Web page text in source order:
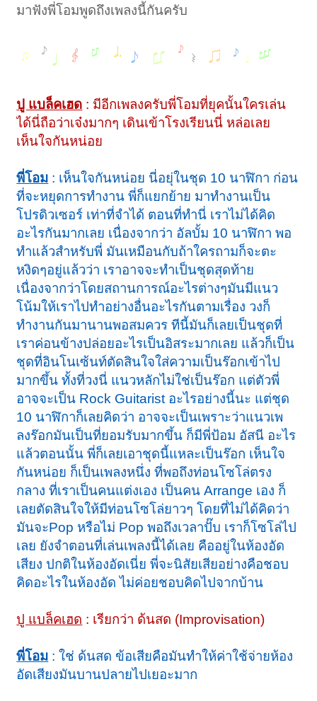
มาฟังพี่โอมพูดถึงเพลงนี้กันครับ
ปู แบล็คเฮด : มีอีกเพลงครับพี่โอมที่ยุคนั้นใครเล่น
ได้นี่ถือว่าเจ๋งมากๆ เดินเข้าโรงเรียนนี่ หล่อเลย
เห็นใจกันหน่อย
พี่โอม : เห็นใจกันหน่อย นี่อยุ่ในชุด 10 นาฬิกา ก่อน
ที่จะหยุดการทำงาน พี่ก็แยกย้าย มาทำงานเป็น
โปรดิวเซอร์ เท่าที่จำได้ ตอนที่ทำนี่ เราไม่ได้คิด
อะไรกันมากเลย เนื่องจากว่า อัลบั้ม 10 นาฬิกา พอ
ทำแล้วสำหรับพี่ มันเหมือนกับถ้าใครถามก็จะตะ
หงิดๆอยู่แล้วว่า เราอาจจะทำเป็นชุดสุดท้าย
เนื่องจากว่าโดยสถานการณ์อะไรต่างๆมันมีแนว
โน้มให้เราไปทำอย่างอื่นอะไรกันตามเรื่อง วงก็
ทำงานกันมานานพอสมควร ทีนี้มันก็เลยเป็นชุดที่
เราค่อนข้างปล่อยอะไรเป็นอิสระมากเลย แล้วก็เป็น
ชุดที่อินโนเซ้นท์ตัดสินใจใส่ความเป็นร๊อกเข้าไป
มากขึ้น ทั้งที่วงนี่ แนวหลักไม่ใช่เป็นร๊อก แต่ตัวพี่
อาจจะเป็น Rock Guitarist อะไรอย่างนี้นะ แต่ชุด
10 นาฬิกาก็เลยคิดว่า อาจจะเป็นเพราะว่าแนวเพ
ลงร๊อกมันเป็นที่ยอมรับมากขึ้น ก็มีพี่ป้อม อัสนี อะไร
แล้วตอนนั้น พี่ก็เลยเอาชุดนี้แหละเป็นร๊อก เห็นใจ
กันหน่อย ก็เป็นเพลงหนึ่ง ที่พอถึงท่อนโซโล่ตรง
กลาง ที่เราเป็นคนแต่งเอง เป็นคน Arrange เอง ก็
เลยตัดสินใจให้มีท่อนโซโล่ยาวๆ โดยที่ไม่ได้คิดว่า
มันจะPop หรือไม่ Pop พอถึงเวลาปั๊บ เราก็โซโล่ไป
เลย ยังจำตอนที่เล่นเพลงนี้ได้เลย คืออยู่ในห้องอัด
เสียง ปกติในห้องอัดเนี่ย พี่จะนิสัยเสียอย่างคือชอบ
คิดอะไรในห้องอัด ไม่ค่อยชอบคิดไปจากบ้าน
ปู แบล็คเฮด : เรียกว่า ด้นสด (Improvisation)
พี่โอม : ใช่ ด้นสด ข้อเสียคือมันทำให้ค่าใช้จ่ายห้อง
อัดเสียงมันบานปลายไปเยอะมาก